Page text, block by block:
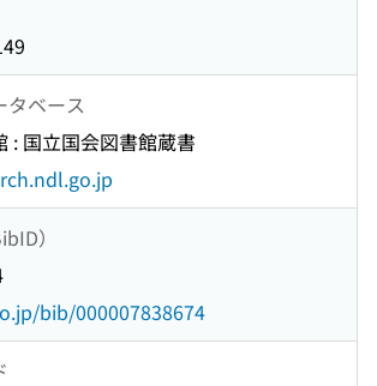
タベース
: 国立国会図書館蔵書
）
bib/000007838674